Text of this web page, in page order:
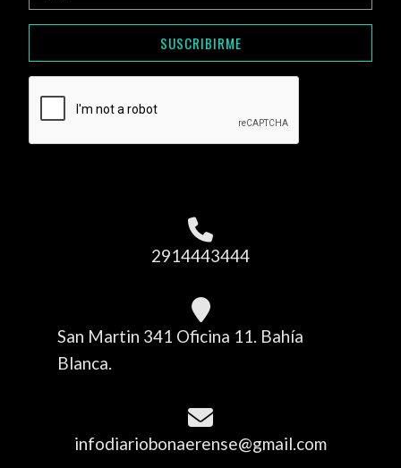
SUSCRIBIRME
2914443444
San Martin 341 Oficina 11. Bahía
Blanca.
infodiariobonaerense@gmail.com